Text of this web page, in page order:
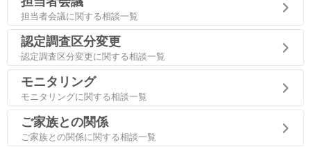
担当者会議に関する相談一覧
認定調査区分変更
認定調査区分変更に関する相談一覧
モニタリング
モニタリングに関する相談一覧
ご家族との関係
ご家族との関係に関する相談一覧